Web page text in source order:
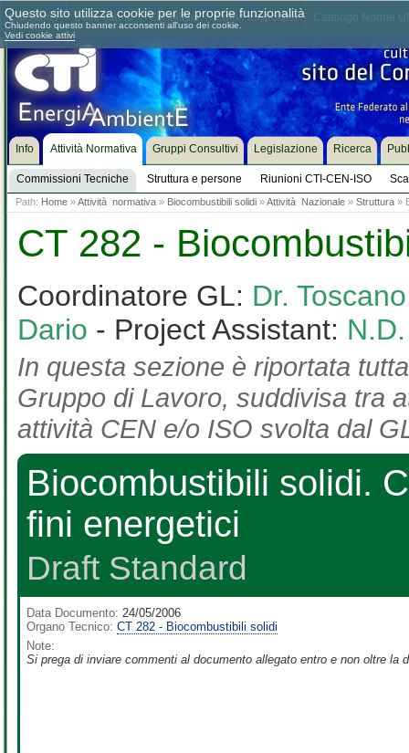
Chi siamo Dove siamo Contattaci Come associarsi
Info Attività Normativa
Commissioni Tecniche Struttura e persone Riunioni CTI-CEN-ISO
Gruppi Consultivi Legislazione Ricerca
Path: Home »Attività normativa » Biocombustibili solidi »Attività Nazionale » Struttura »
CT 282 -
Coordinatore GL: Dr.
Dario - Project Assistant: N.D.
In questa sezione è riportata
Gruppo di Lavoro, suddivisa tra
attività CEN e/o ISO svolta dal
Biocombustibili solidi.
fini energetici
Draft Standard
Data Documento: 24/05/2006
Organo Tecnico: CT 282 - Biocombustibili solidi
Note:
Si prega di inviare commenti al documento allegato entro e non oltre la
Questo sito utilizza cookie per le proprie funzionalità
Chiudendo questo banner acconsenti all'uso dei cookie.
Vedi cookie attivi